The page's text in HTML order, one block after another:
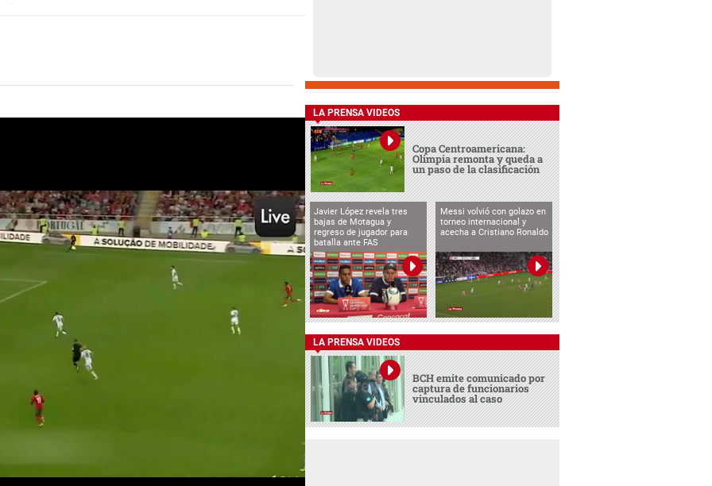
LA PRENSA VIDEOS
Copa Centroamericana:
Olimpia remonta y queda a
un paso de la clasificación
Javier López revela tres
bajas de Motagua y
regreso de jugador para
batalla ante FAS
Messi volvió con golazo en
torneo internacional y
acecha a Cristiano Ronaldo
LA PRENSA VIDEOS
BCH emite comunicado por
captura de funcionarios
vinculados al caso